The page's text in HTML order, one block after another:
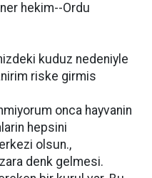
hekim--Ordu
kuduz nedeniyle
riske girmis
onca hayvanin
hepsini
olsun.,
denk gelmesi.